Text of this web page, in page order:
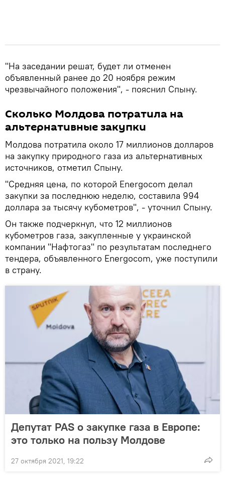
"На заседании решат, будет ли отменен
объявленный ранее до 20 ноября режим
чрезвычайного положения", - пояснил Спыну.
Сколько Молдова потратила на
альтернативные закупки
Молдова потратила около 17 миллионов долларов
на закупку природного газа из альтернативных
источников, отметил Спыну.
"Средняя цена, по которой Energocom делал
закупки за последнюю неделю, составила 994
доллара за тысячу кубометров", - уточнил Спыну.
Он также подчеркнул, что 12 миллионов
кубометров газа, закупленные у украинской
компании "Нафтогаз" по результатам последнего
тендера, объявленного Energocom, уже поступили
в страну.
Депутат PAS о закупке газа в Европе:
это только на пользу Молдове
27 октября 2021, 19:22